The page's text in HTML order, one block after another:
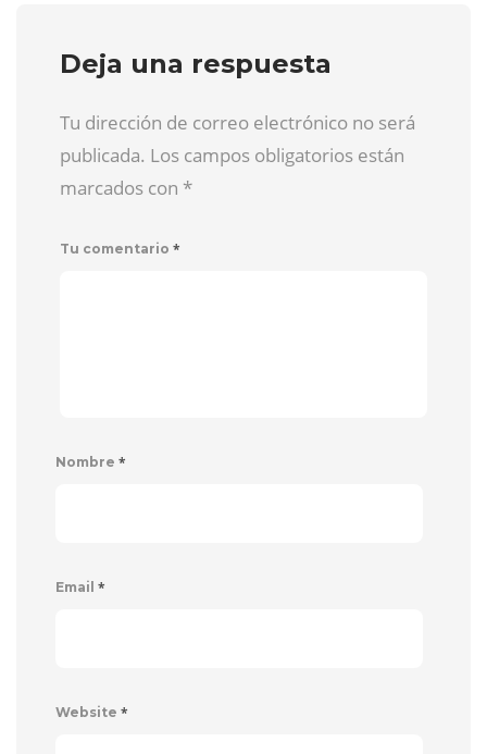
Deja una respuesta
Tu dirección de correo electrónico no será
publicada. Los campos obligatorios están
marcados con *
Tu comentario *
Nombre *
Email *
Website *